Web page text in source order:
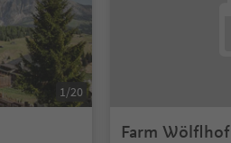
1/20
Farm Wölflhof